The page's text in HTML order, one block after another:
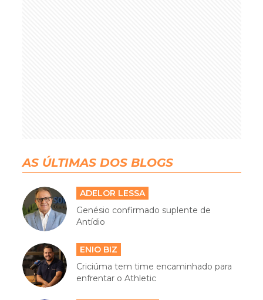
AS ÚLTIMAS DOS BLOGS
ADELOR LESSA
Genésio confirmado suplente de
Antídio
ENIO BIZ
Criciúma tem time encaminhado para
enfrentar o Athletic